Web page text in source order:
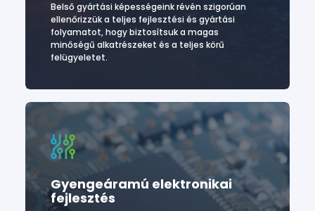
Belső gyártási képességeink révén szigorúan
ellenőrizzük a teljes fejlesztési és gyártási
folyamatot, hogy biztosítsuk a magas
minőségű alkatrészeket és a teljes körű
felügyeletet.
Gyengeáramú elektronikai
fejlesztés